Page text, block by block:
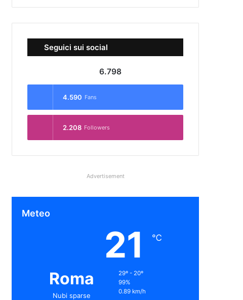
Seguici sui social
6.798
4.590 Fans
2.208 Followers
Advertisement
Meteo
Roma
Nubi sparse
21 ℃
29º - 20º
99%
0.89 km/h